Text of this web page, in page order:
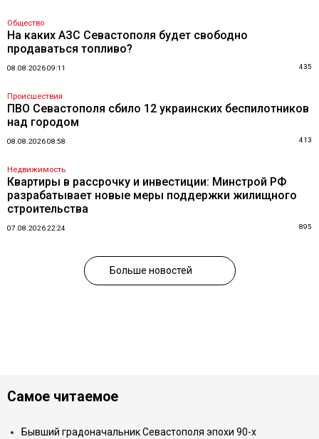
Общество
На каких АЗС Севастополя будет свободно
продаваться топливо?
08.08.2026 09:11 435
Происшествия
ПВО Севастополя сбило 12 украинских беспилотников
над городом
08.08.2026 08:58 413
Недвижимость
Квартиры в рассрочку и инвестиции: Минстрой РФ
разрабатывает новые меры поддержки жилищного
строительства
07.08.2026 22:24 895
Больше новостей
Самое читаемое
Бывший градоначальник Севастополя эпохи 90-х